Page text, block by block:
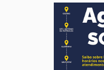
Terça-
12 de agosto
Quarta-
13 de agosto
Quinta-